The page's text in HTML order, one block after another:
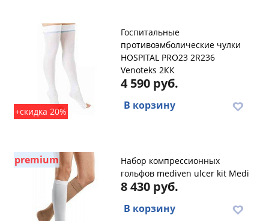
+скидка 20%
Госпитальные
противоэмболические чулки
HOSPITAL PRO23 2R236
Venoteks 2КК
4 590 руб.
В корзину
premium
Набор компрессионных
гольфов mediven ulcer kit Medi
8 430 руб.
В корзину